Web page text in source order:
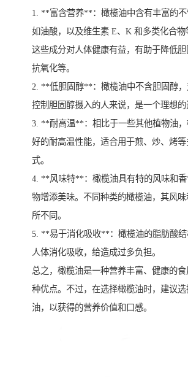
1. **富含营养**：橄榄油中含有丰富的不
如油酸，以及维生素 E、K 和多类化合物
这些成分对人体健康有益，有助于降低胆
抗氧化等。
2. **低胆固醇**：橄榄油中不含胆固醇
控制胆固醇摄入的人来说，是一个理想的
3. **耐高温**：相比于一些其他植物油
好的耐高温性能，适合用于煎、炒、烤
式。
4. **风味特**：橄榄油具有特的风味和
物增添美味。不同种类的橄榄油，其风
所不同。
5. **易于消化吸收**：橄榄油的脂肪酸
人体消化吸收，给造成过多负担。
总之，橄榄油是一种营养丰富、健康的
种优点。不过，在选择橄榄油时，建议
油，以获得的营养价值和口感。